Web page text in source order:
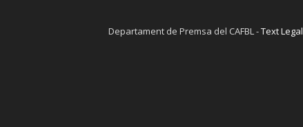
Departament de Premsa del CAFBL -Text Legal